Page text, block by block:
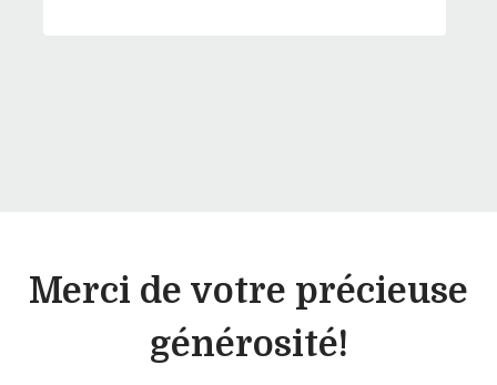
Merci de votre précieuse
générosité!